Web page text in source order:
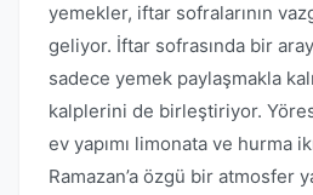
yemekler, iftar sofralarının
geliyor. İftar sofrasında bir
sadece yemek paylaşmakla
kalplerini de birleştiriyor.
ev yapımı limonata ve hurma
Ramazan’a özgü bir atmosfer